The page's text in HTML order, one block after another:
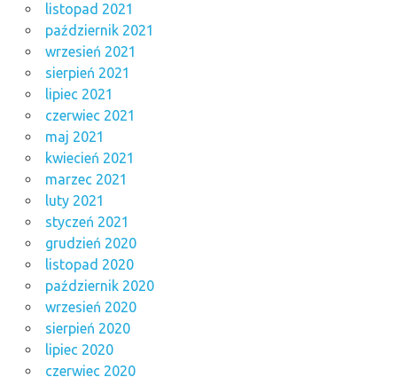
listopad 2021
październik 2021
wrzesień 2021
sierpień 2021
lipiec 2021
czerwiec 2021
maj 2021
kwiecień 2021
marzec 2021
luty 2021
styczeń 2021
grudzień 2020
listopad 2020
październik 2020
wrzesień 2020
sierpień 2020
lipiec 2020
czerwiec 2020